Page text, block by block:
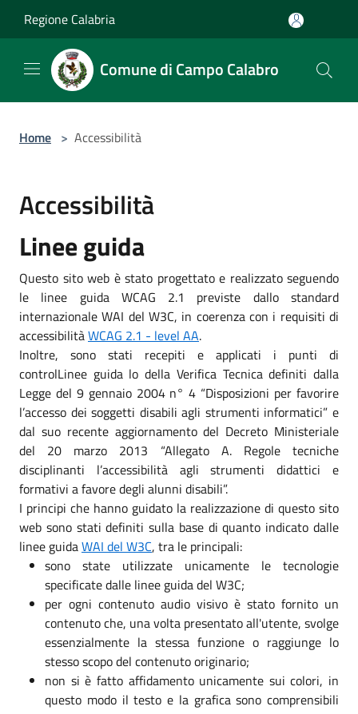
Regione Calabria
Comune di Campo Calabro
Home > Accessibilità
Accessibilità
Linee guida
Questo sito web è stato progettato e realizzato seguendo
le linee guida WCAG 2.1 previste dallo standard
internazionale WAI del W3C, in coerenza con i requisiti di
accessibilitàWCAG 2.1 - level AA.
Inoltre, sono stati recepiti e applicati i punti di
controlLinee guida lo della Verifica Tecnica definiti dalla
Legge del 9 gennaio 2004 n° 4 “Disposizioni per favorire
l’accesso dei soggetti disabili agli strumenti informatici” e
dal suo recente aggiornamento del Decreto Ministeriale
del 20 marzo 2013 “Allegato A. Regole tecniche
disciplinanti l’accessibilità agli strumenti didattici e
formativi a favore degli alunni disabili”.
I principi che hanno guidato la realizzazione di questo sito
web sono stati definiti sulla base di quanto indicato dalle
linee guidaWAI del W3C, tra le principali:
sono state utilizzate unicamente le tecnologie
specificate dalle linee guida del W3C;
per ogni contenuto audio visivo è stato fornito un
contenuto che, una volta presentato all'utente, svolge
essenzialmente la stessa funzione o raggiunge lo
stesso scopo del contenuto originario;
non si è fatto affidamento unicamente sui colori, in
questo modo il testo e la grafica sono comprensibili